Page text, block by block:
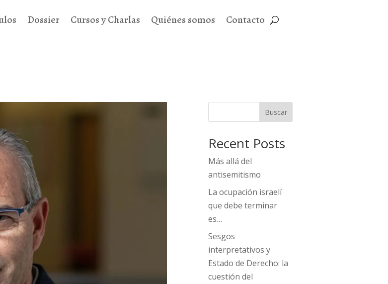
Dossier Cursos y Charlas Quiénes somos Contacto
Buscar
Recent Posts
Más allá del
antisemitismo
La ocupación israelí
que debe terminar
es…
Sesgos
interpretativos y
Estado de Derecho: la
cuestión del